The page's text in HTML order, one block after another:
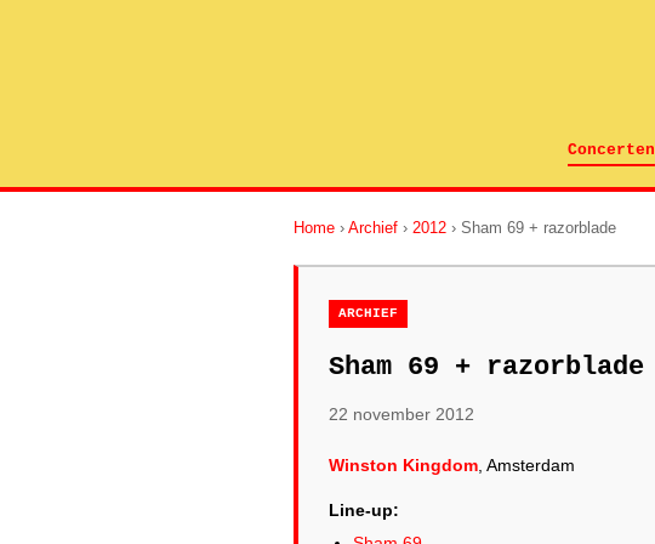
Concerten
Home › Archief › 2012 › Sham 69 + razorblade
ARCHIEF
Sham 69 + razorblade
22 november 2012
Winston Kingdom , Amsterdam
Line-up: